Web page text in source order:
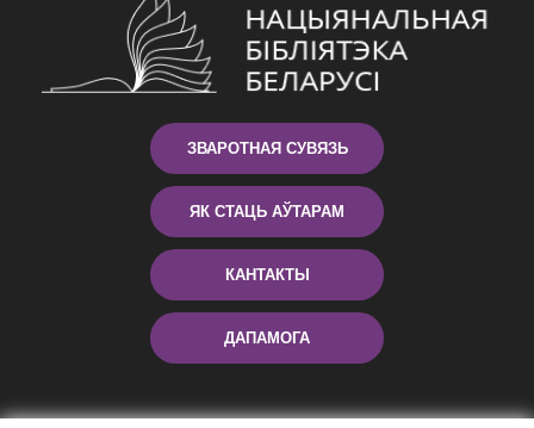
ЗВАРОТНАЯ СУВЯЗЬ
ЯК СТАЦЬ АЎТАРАМ
КАНТАКТЫ
ДАПАМОГА